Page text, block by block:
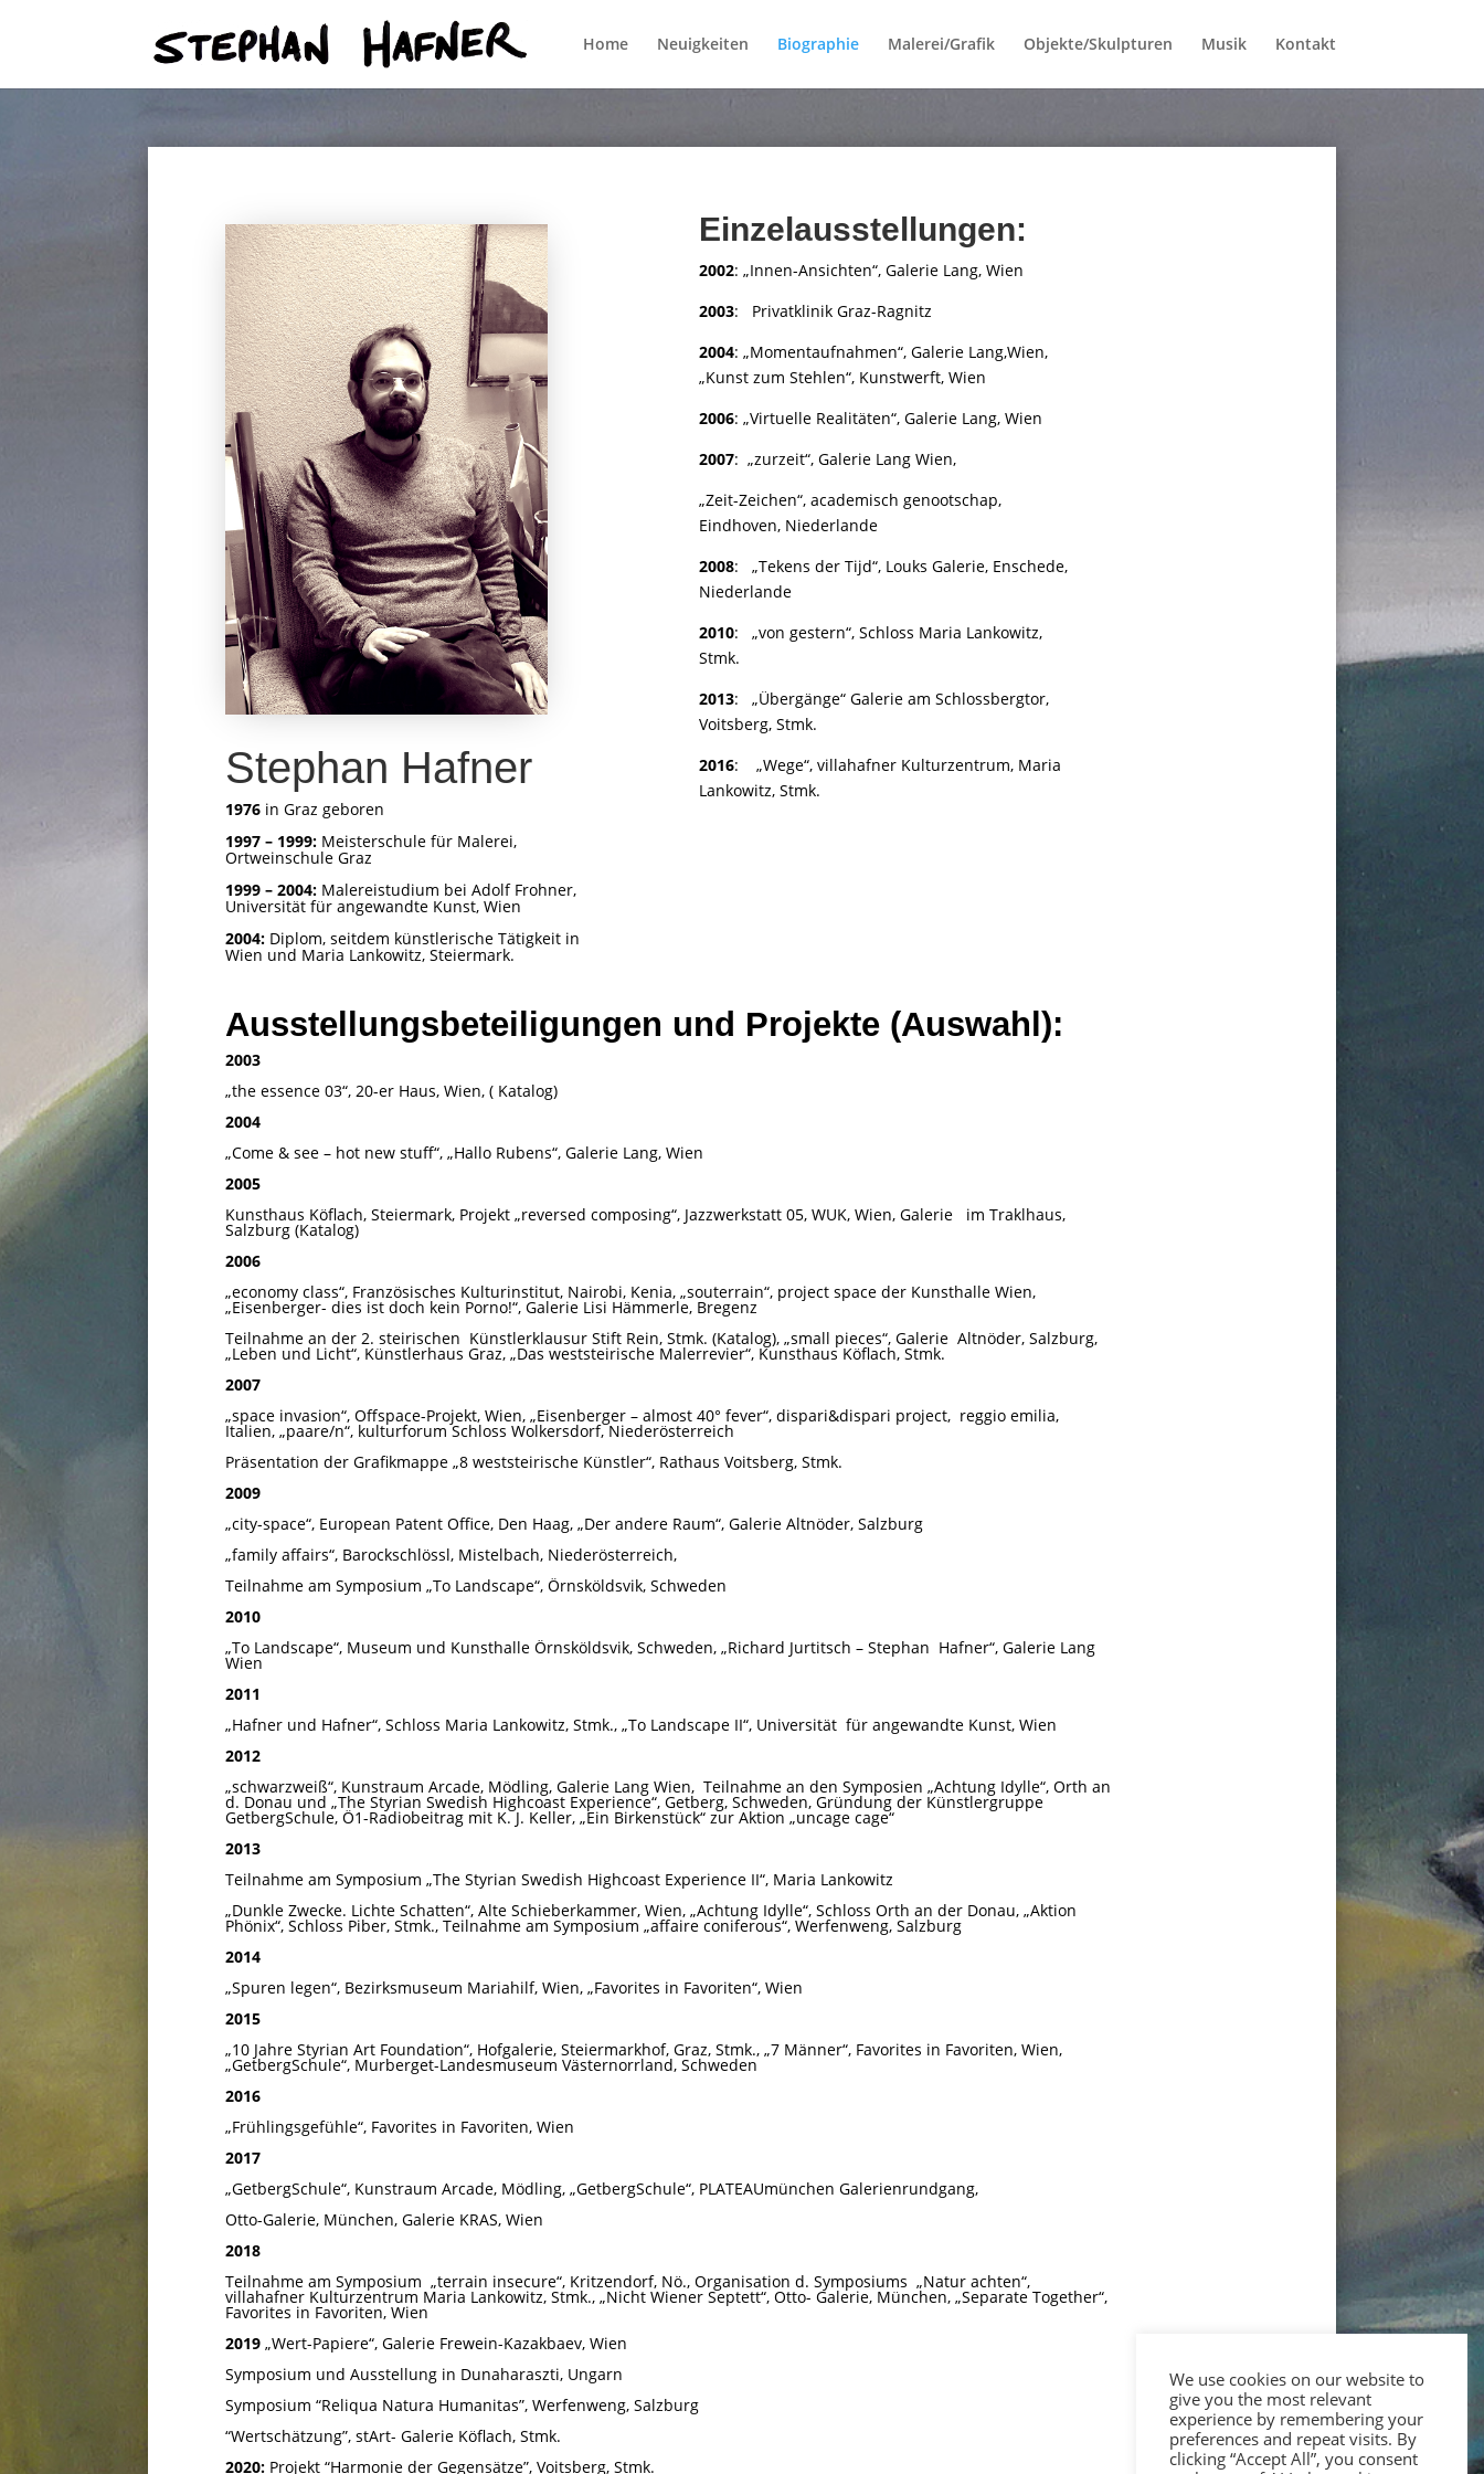
Home Neuigkeiten Biographie Malerei/Grafik Objekte/Skulpturen Musik Kontakt
Stephan Hafner
1976 in Graz geboren
1997 – 1999: Meisterschule für Malerei,
Ortweinschule Graz
1999 – 2004: Malereistudium bei Adolf Frohner,
Universität für angewandte Kunst, Wien
2004: Diplom, seitdem künstlerische Tätigkeit in
Wien und Maria Lankowitz, Steiermark.
Einzelausstellungen:
2002: „Innen-Ansichten“, Galerie Lang, Wien
2003:
Privatklinik Graz-Ragnitz
2004: „Momentaufnahmen“, Galerie Lang,Wien,
„Kunst zum Stehlen“, Kunstwerft, Wien
2006: „Virtuelle Realitäten“, Galerie Lang, Wien
2007: „zurzeit“, Galerie Lang Wien,
„Zeit-Zeichen“, academisch genootschap,
Eindhoven, Niederlande
2008:
„Tekens der Tijd“, Louks Galerie, Enschede,
Niederlande
2010:
„von gestern“, Schloss Maria Lankowitz,
Stmk.
2013:
„Übergänge“ Galerie am Schlossbergtor,
Voitsberg, Stmk.
2016:
„Wege“, villahafner Kulturzentrum, Maria
Lankowitz, Stmk.
Ausstellungsbeteiligungen und Projekte (Auswahl):
2003
„the essence 03“, 20-er Haus, Wien, ( Katalog)
2004
„Come & see – hot new stuff“, „Hallo Rubens“, Galerie Lang, Wien
2005
Kunsthaus Köflach, Steiermark, Projekt „reversed composing“, Jazzwerkstatt 05, WUK, Wien, Galerie
im Traklhaus,
Salzburg (Katalog)
2006
„economy class“, Französisches Kulturinstitut, Nairobi, Kenia, „souterrain“, project space der Kunsthalle Wien,
„Eisenberger- dies ist doch kein Porno!“, Galerie Lisi Hämmerle, Bregenz
Teilnahme an der 2. steirischen Künstlerklausur Stift Rein, Stmk. (Katalog), „small pieces“, Galerie Altnöder, Salzburg,
„Leben und Licht“, Künstlerhaus Graz, „Das weststeirische Malerrevier“, Kunsthaus Köflach, Stmk.
2007
„space invasion“, Offspace-Projekt, Wien, „Eisenberger – almost 40° fever“, dispari&dispari project, reggio emilia,
Italien, „paare/n“, kulturforum Schloss Wolkersdorf, Niederösterreich
Präsentation der Grafikmappe „8 weststeirische Künstler“, Rathaus Voitsberg, Stmk.
2009
„city-space“, European Patent Office, Den Haag, „Der andere Raum“, Galerie Altnöder, Salzburg
„family affairs“, Barockschlössl, Mistelbach, Niederösterreich,
Teilnahme am Symposium „To Landscape“, Örnsköldsvik, Schweden
2010
„To Landscape“, Museum und Kunsthalle Örnsköldsvik, Schweden, „Richard Jurtitsch – Stephan Hafner“, Galerie Lang
Wien
2011
„Hafner und Hafner“, Schloss Maria Lankowitz, Stmk., „To Landscape II“, Universität für angewandte Kunst, Wien
2012
„schwarzweiß“, Kunstraum Arcade, Mödling, Galerie Lang Wien, Teilnahme an den Symposien „Achtung Idylle“, Orth an
d. Donau und „The Styrian Swedish Highcoast Experience“, Getberg, Schweden, Gründung der Künstlergruppe
GetbergSchule, Ö1-Radiobeitrag mit K. J. Keller, „Ein Birkenstück“ zur Aktion „uncage cage“
2013
Teilnahme am Symposium „The Styrian Swedish Highcoast Experience II“, Maria Lankowitz
„Dunkle Zwecke. Lichte Schatten“, Alte Schieberkammer, Wien, „Achtung Idylle“, Schloss Orth an der Donau, „Aktion
Phönix“, Schloss Piber, Stmk., Teilnahme am Symposium „affaire coniferous“, Werfenweng, Salzburg
2014
„Spuren legen“, Bezirksmuseum Mariahilf, Wien, „Favorites in Favoriten“, Wien
2015
„10 Jahre Styrian Art Foundation“, Hofgalerie, Steiermarkhof, Graz, Stmk., „7 Männer“, Favorites in Favoriten, Wien,
„GetbergSchule“, Murberget-Landesmuseum Västernorrland, Schweden
2016
„Frühlingsgefühle“, Favorites in Favoriten, Wien
2017
„GetbergSchule“, Kunstraum Arcade, Mödling, „GetbergSchule“, PLATEAUmünchen Galerienrundgang,
Otto-Galerie, München, Galerie KRAS, Wien
2018
Teilnahme am Symposium „terrain insecure“, Kritzendorf, Nö., Organisation d. Symposiums „Natur achten“,
villahafner Kulturzentrum Maria Lankowitz, Stmk., „Nicht Wiener Septett“, Otto- Galerie, München, „Separate Together“,
Favorites in Favoriten, Wien
2019 „Wert-Papiere“, Galerie Frewein-Kazakbaev, Wien
Symposium und Ausstellung in Dunaharaszti, Ungarn
Symposium “Reliqua Natura Humanitas”, Werfenweng, Salzburg
“Wertschätzung”, stArt- Galerie Köflach, Stmk.
2020: Projekt “Harmonie der Gegensätze”, Voitsberg, Stmk.
We use cookies on our website to
give you the most relevant
experience by remembering your
preferences and repeat visits. By
clicking “Accept All”, you consent